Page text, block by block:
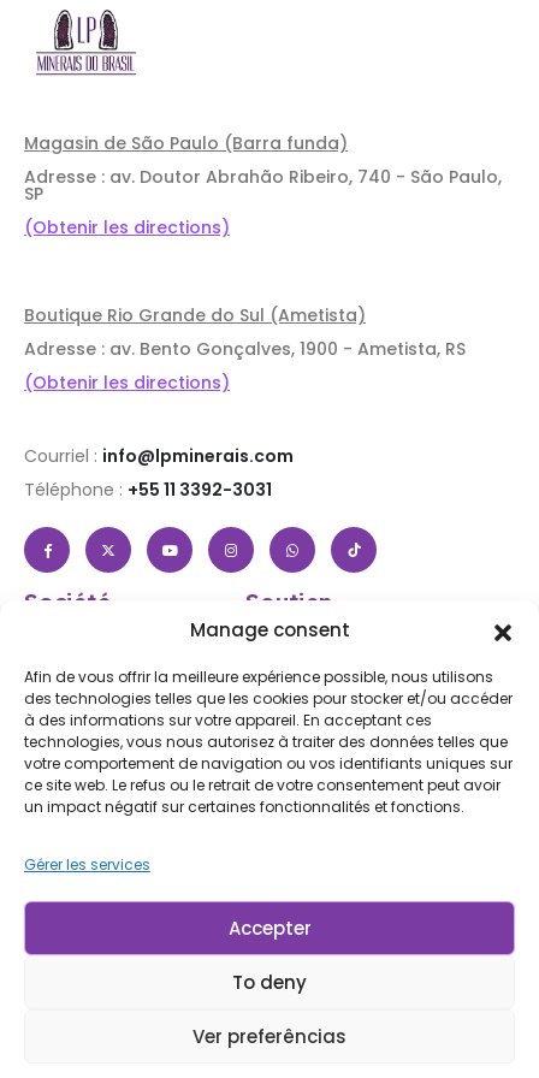
Manage consent
Afin de vous offrir la meilleure expérience possible, nous utilisons
des technologies telles que les cookies pour stocker et/ou accéder
à des informations sur votre appareil. En acceptant ces
technologies, vous nous autorisez à traiter des données telles que
votre comportement de navigation ou vos identifiants uniques sur
ce site web. Le refus ou le retrait de votre consentement peut avoir
un impact négatif sur certaines fonctionnalités et fonctions.
Gérer les services
Accepter
To deny
Ver preferências
Magasin de São Paulo (Barra funda)
Adresse : av. Doutor Abrahão Ribeiro, 740 - São Paulo,
SP
(Obtenir les directions)
Boutique Rio Grande do Sul (Ametista)
Adresse : av. Bento Gonçalves, 1900 - Ametista, RS
(Obtenir les directions)
Courriel : info@lpminerais.com
Téléphone : +55 11 3392-3031
Société
Contactez nous
Blog
Soutien
Aide et FAQ
Suivez votre commande
Expédition et retours
Accessibilité
Subscribe to Our Newsletter
Politique de confidentialité.
© LP Minerais 2017 - 2025 - Tous droits réservés